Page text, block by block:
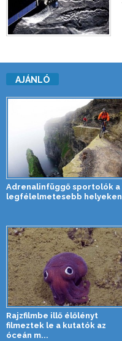
AJÁNLÓ
Adrenalinfüggő sportolók a
legfélelmetesebb helyeken
Rajzfilmbe illő élőlényt
filmeztek le a kutatók az
óceán m...